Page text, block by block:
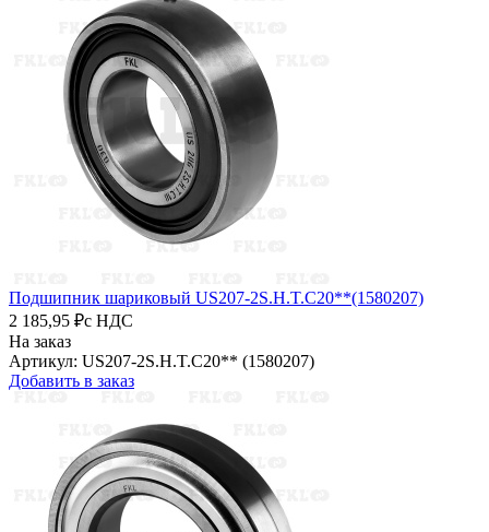
Подшипник шариковый US207-2S.H.T.C20**(1580207)
2 185,95 ₽с НДС
На заказ
Артикул: US207-2S.H.T.C20** (1580207)
Добавить в заказ